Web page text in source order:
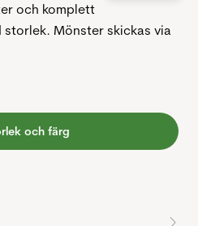
och komplett
Mönster skickas via
och färg